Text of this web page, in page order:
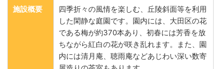
施設概要
四季折々の風情を楽しむ、丘陵斜面等を利用
した閑静な庭園です。園内には、大田区の花
である梅が約370本あり、初春には芳香を放
ちながら紅白の花が咲き乱れます。また、園
内には清月庵、聴雨庵などあじわい深い数寄